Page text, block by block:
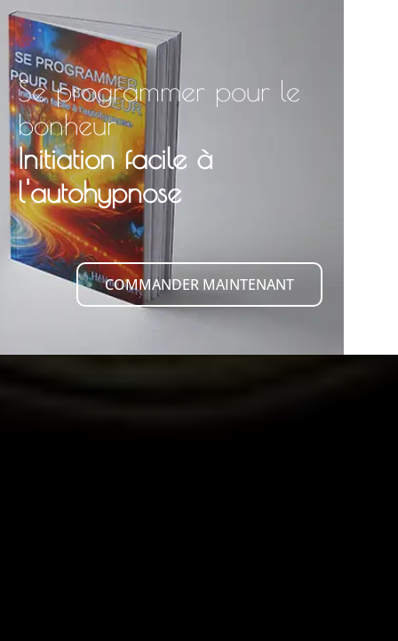
Se programmer pour le
bonheur
Initiation facile à
l'autohypnose
COMMANDER MAINTENANT